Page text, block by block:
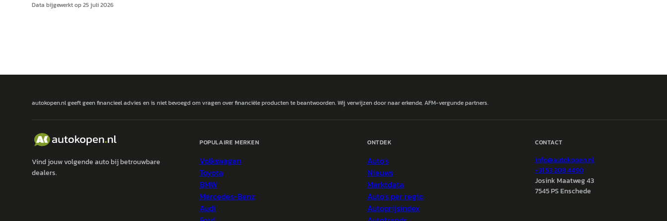
Data bijgewerkt op25 juli 2026
autokopen.nl geeft geen financieel advies en is niet bevoegd om vragen over financiële producten te beantwoorden. Wij verwijzen door naar erkende, AFM-vergunde partners.
Vind jouw volgende auto bij betrouwbare
dealers.
POPULAIRE MERKEN
Volkswagen
Toyota
BMW
Mercedes-Benz
Audi
ONTDEK
Auto's
Nieuws
Marktdata
Auto's per regio
Autoprijsindex
CONTACT
info@autokopen.nl
+31 53 208 4490
Josink Maatweg 43
7545 PS Enschede